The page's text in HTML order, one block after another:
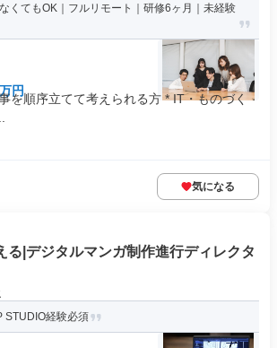
くてもOK｜フルリモート｜研修6ヶ月｜未経験
円
を順序立てて考えられる方 * IT・ものづく
気になる
る|デジタルマンガ制作進行ディレクタ
STUDIO経験必須